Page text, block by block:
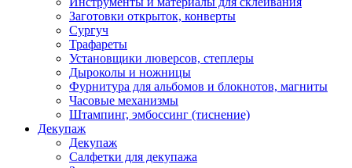
Заготовки открыток, конверты
Сургуч
Трафареты
Установщики люверсов, степлеры
Дыроколы и ножницы
Фурнитура для альбомов и блокнотов, магниты
Часовые механизмы
Штампинг, эмбоссинг (тиснение)
Декупаж
Декупаж
Салфетки для декупажа